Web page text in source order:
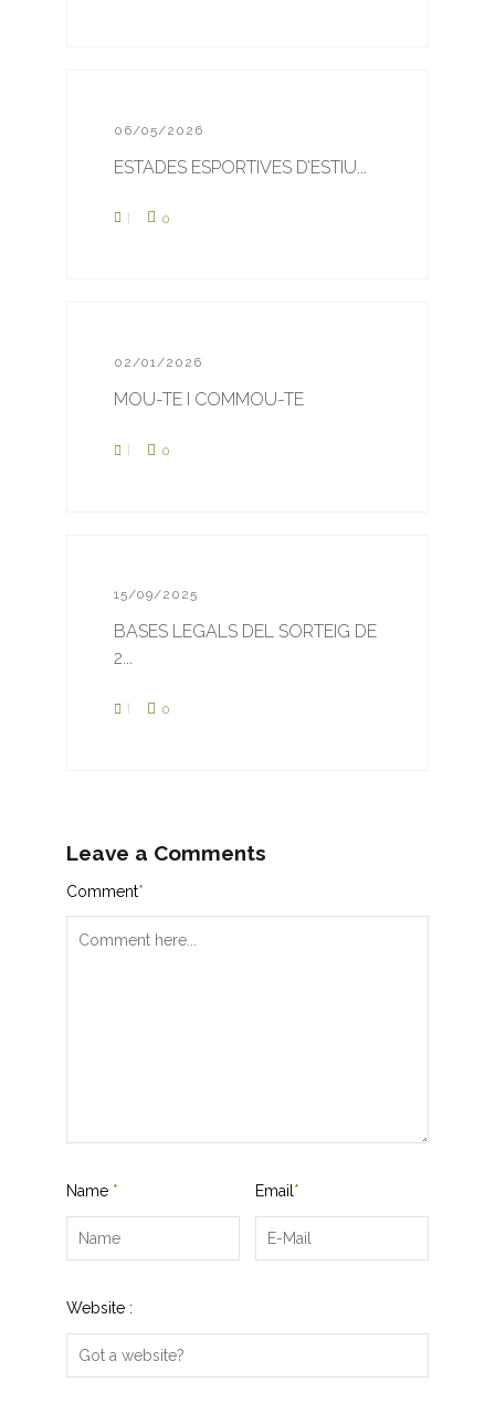
06/05/2026
ESTADES ESPORTIVES D’ESTIU...
1 0
02/01/2026
MOU-TE I COMMOU-TE
1 0
15/09/2025
BASES LEGALS DEL SORTEIG DE
2...
1 0
Leave a Comments
Comment*
Name * Email *
Website :